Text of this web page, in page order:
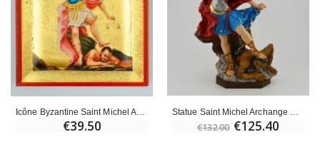
Icône Byzantine Saint Michel Archange Peinte à la Main - 13cm
€39.50 €132.00 €125.40